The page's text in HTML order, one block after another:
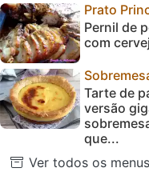
Prato
Pernil de
com
Tarte de
versão
que...
Ver todos os menus